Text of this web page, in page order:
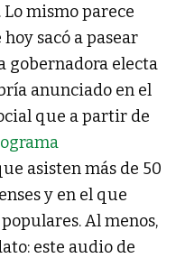
mismo parece
sacó a pasear
gobernadora electa
anunciado en el
que a partir de
asisten más de 50
y en el que
Al menos,
este audio de